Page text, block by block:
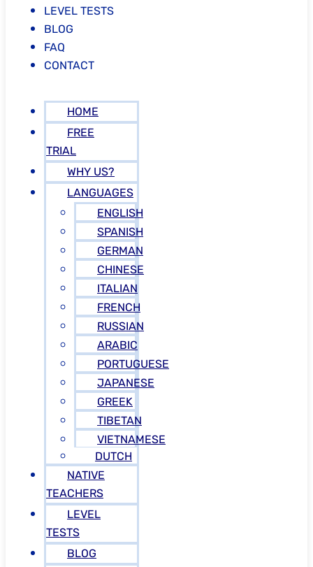
LEVEL TESTS
BLOG
FAQ
CONTACT
HOME
FREE
TRIAL
WHY US?
LANGUAGES
ENGLISH
SPANISH
GERMAN
CHINESE
ITALIAN
FRENCH
RUSSIAN
ARABIC
PORTUGUESE
JAPANESE
GREEK
TIBETAN
VIETNAMESE
DUTCH
NATIVE
TEACHERS
LEVEL
TESTS
BLOG